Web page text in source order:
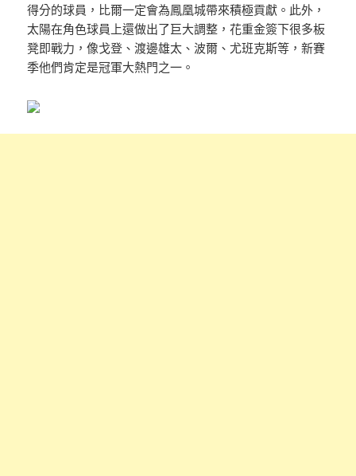
得分的球員，比爾一定會為鳳凰城帶來積極貢獻。此外，
太陽在角色球員上還做出了巨大調整，花重金簽下很多板
凳即戰力，像戈登、渡邊雄太、波爾、尤班克斯等，新賽
季他們肯定是冠軍大熱門之一。